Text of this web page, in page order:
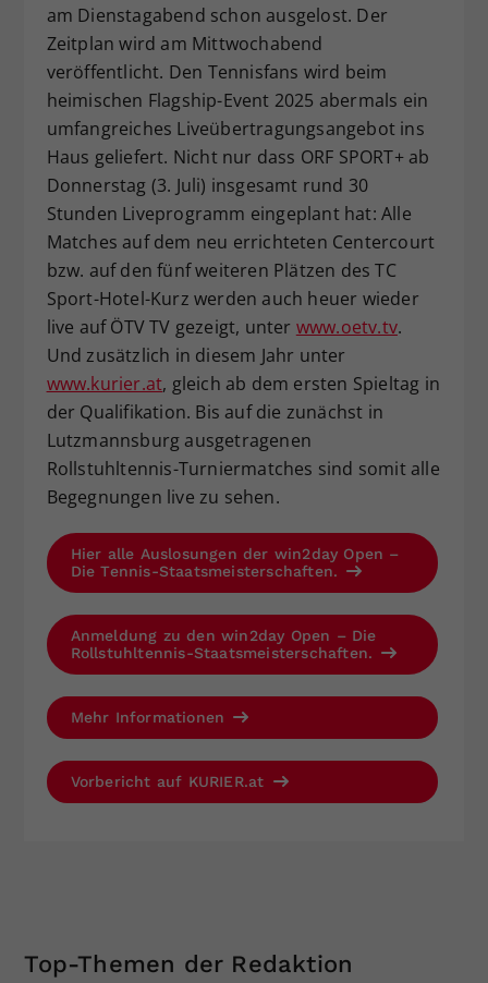
am Dienstagabend schon ausgelost. Der
Zeitplan wird am Mittwochabend
veröffentlicht. Den Tennisfans wird beim
heimischen Flagship-Event 2025 abermals ein
umfangreiches Liveübertragungsangebot ins
Haus geliefert. Nicht nur dass ORF SPORT+ ab
Donnerstag (3. Juli) insgesamt rund 30
Stunden Liveprogramm eingeplant hat: Alle
Matches auf dem neu errichteten Centercourt
bzw. auf den fünf weiteren Plätzen des TC
Sport-Hotel-Kurz werden auch heuer wieder
live auf ÖTV TV gezeigt, unter www.oetv.tv.
Und zusätzlich in diesem Jahr unter
www.kurier.at, gleich ab dem ersten Spieltag in
der Qualifikation. Bis auf die zunächst in
Lutzmannsburg ausgetragenen
Rollstuhltennis-Turniermatches sind somit alle
Begegnungen live zu sehen.
Hier alle Auslosungen der win2day Open –
Die Tennis-Staatsmeisterschaften.
Anmeldung zu den win2day Open – Die
Rollstuhltennis-Staatsmeisterschaften.
Mehr Informationen
Vorbericht auf KURIER.at
Top-Themen der Redaktion